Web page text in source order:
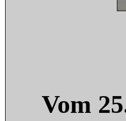
Vom